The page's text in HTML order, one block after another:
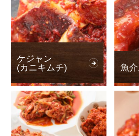
ケジャン
(カニキムチ)
魚